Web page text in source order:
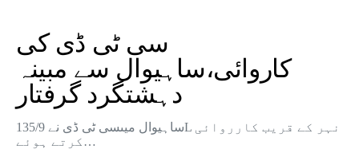
سی ٹی ڈی کی
کاروائی،ساہیوال سے مبینہ
دہشتگرد گرفتار
ساہیوال میںسی ٹی ڈی نے 135/9L نہر کے قریب کارروائی
کرتے ہوئے…